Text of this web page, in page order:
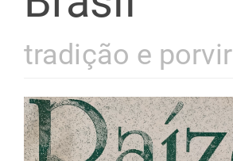
tradição e porvir
Barra